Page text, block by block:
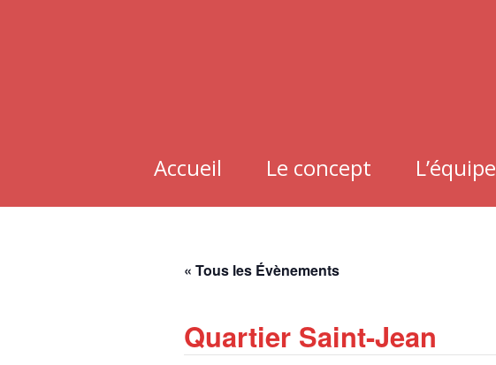
Accueil Le concept L’équipe
« Tous les Évènements
Quartier Saint-Jean